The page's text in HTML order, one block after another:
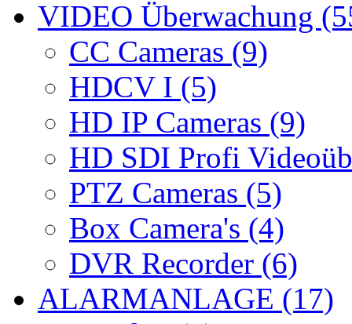
VIDEO Überwachung
CC Cameras (9)
HDCV I (5)
HD IP Cameras (9)
HD SDI Profi
PTZ Cameras (5)
Box Camera's (4)
DVR Recorder (6)
ALARMANLAGE (17)